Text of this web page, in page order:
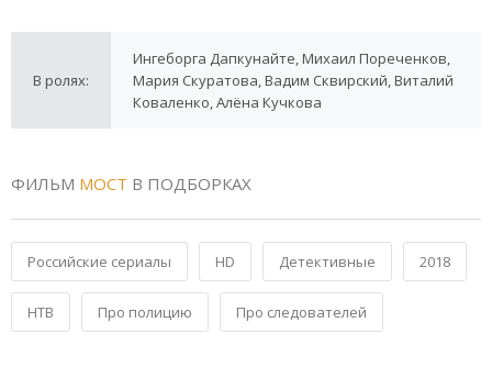
В ролях:
Ингеборга Дапкунайте, Михаил Пореченков,
Мария Скуратова, Вадим Сквирский, Виталий
Коваленко, Алёна Кучкова
ФИЛЬМ МОСТ В ПОДБОРКАХ
Российские сериалы HD Детективные 2018
НТВ Про полицию Про следователей